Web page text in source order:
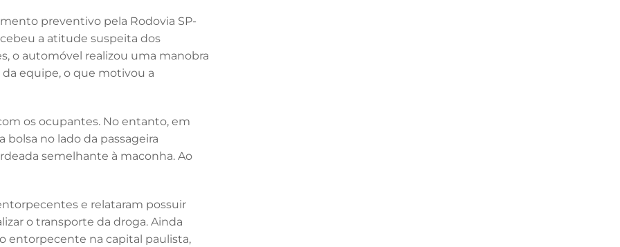
preventivo pela Rodovia SP-
a atitude suspeita dos
o automóvel realizou uma manobra
da equipe, o que motivou a
os ocupantes. No entanto, em
bolsa no lado da passageira
semelhante à maconha. Ao
e relataram possuir
o transporte da droga. Ainda
entorpecente na capital paulista,